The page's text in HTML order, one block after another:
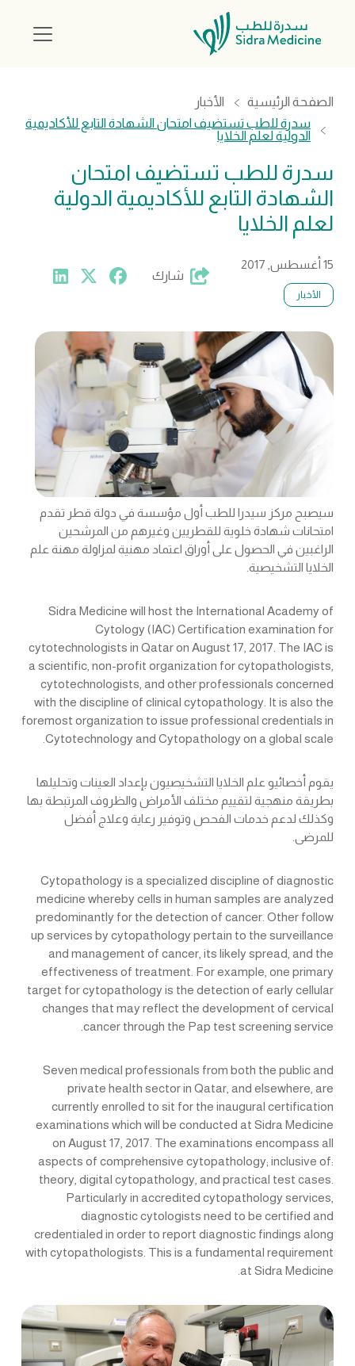
الصفحة الرئيسية
الأخبار
سدرة للطب تستضيف امتحان الشهادة التابع للأكاديمية
الدولية لعلم الخلايا
سدرة للطب تستضيف امتحان
الشهادة التابع للأكاديمية الدولية
لعلم الخلايا
15 أغسطس, 2017
الأخبار
شارك
سيصبح مركز سيدرا للطب أول مؤسسة في دولة قطر تقدم
امتحانات شهادة خلوية للقطريين وغيرهم من المرشحين
الراغبين في الحصول على أوراق اعتماد مهنية لمزاولة مهنة علم
الخلايا التشخيصية.
Sidra Medicine will host the International Academy of
Cytology (IAC) Certification examination for
cytotechnologists in Qatar on August 17, 2017. The IAC is
a scientific, non-profit organization for cytopathologists,
cytotechnologists, and other professionals concerned
with the discipline of clinical cytopathology. It is also the
foremost organization to issue professional credentials in
Cytotechnology and Cytopathology on a global scale.
يقوم أخصائيو علم الخلايا التشخيصيون بإعداد العينات وتحليلها
بطريقة منهجية لتقييم مختلف الأمراض والظروف المرتبطة بها
وكذلك لدعم خدمات الفحص وتوفير رعاية وعلاج أفضل
للمرضى.
Cytopathology is a specialized discipline of diagnostic
medicine whereby cells in human samples are analyzed
predominantly for the detection of cancer. Other follow
up services by cytopathology pertain to the surveillance
and management of cancer, its likely spread, and the
effectiveness of treatment. For example, one primary
target for cytopathology is the detection of early cellular
changes that may reflect the development of cervical
cancer through the Pap test screening service.
Seven medical professionals from both the public and
private health sector in Qatar, and elsewhere, are
currently enrolled to sit for the inaugural certification
examinations which will be conducted at Sidra Medicine
on August 17, 2017. The examinations encompass all
aspects of comprehensive cytopathology; inclusive of:
theory, digital cytopathology, and practical test cases.
Particularly in accredited cytopathology services,
diagnostic cytologists need to be certified and
credentialed in order to report diagnostic findings along
with cytopathologists. This is a fundamental requirement
at Sidra Medicine.